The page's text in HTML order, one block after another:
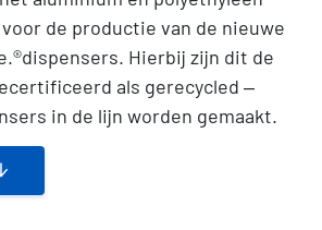
de productie van de nieuwe
Hierbij zijn dit de
als gerecycled –
in de lijn worden gemaakt.